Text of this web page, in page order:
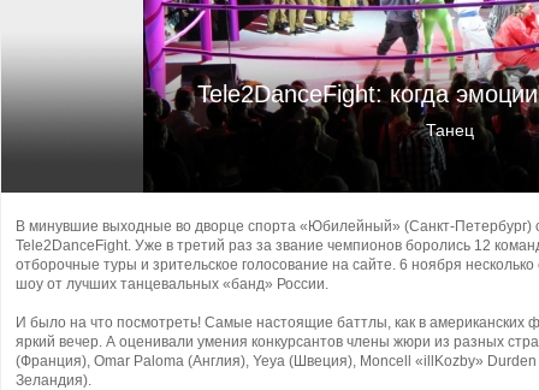
Tele2DanceFight: когда
Танец
В минувшие выходные во дворце спорта «Юбилейный» (Санкт-Петербург)
Tele2DanceFight. Уже в третий раз за звание чемпионов боролись 12
отборочные туры и зрительское голосование на сайте. 6 ноября
шоу от лучших танцевальных «банд» России.
И было на что посмотреть! Самые настоящие баттлы, как в американских
яркий вечер. А оценивали умения конкурсантов члены жюри из разных
(Франция), Omar Paloma (Англия), Yeya (Швеция), Moncell «illKozby»
Зеландия).